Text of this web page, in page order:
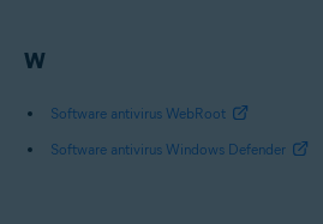
W
Software antivirus WebRoot
Software antivirus Windows Defender